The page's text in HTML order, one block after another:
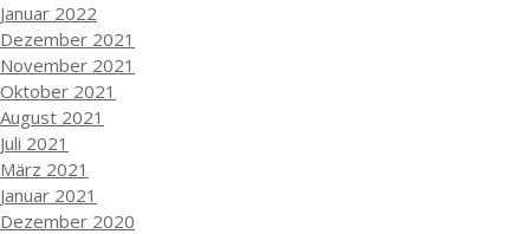
Januar 2022
Dezember 2021
November 2021
Oktober 2021
August 2021
Juli 2021
März 2021
Januar 2021
Dezember 2020